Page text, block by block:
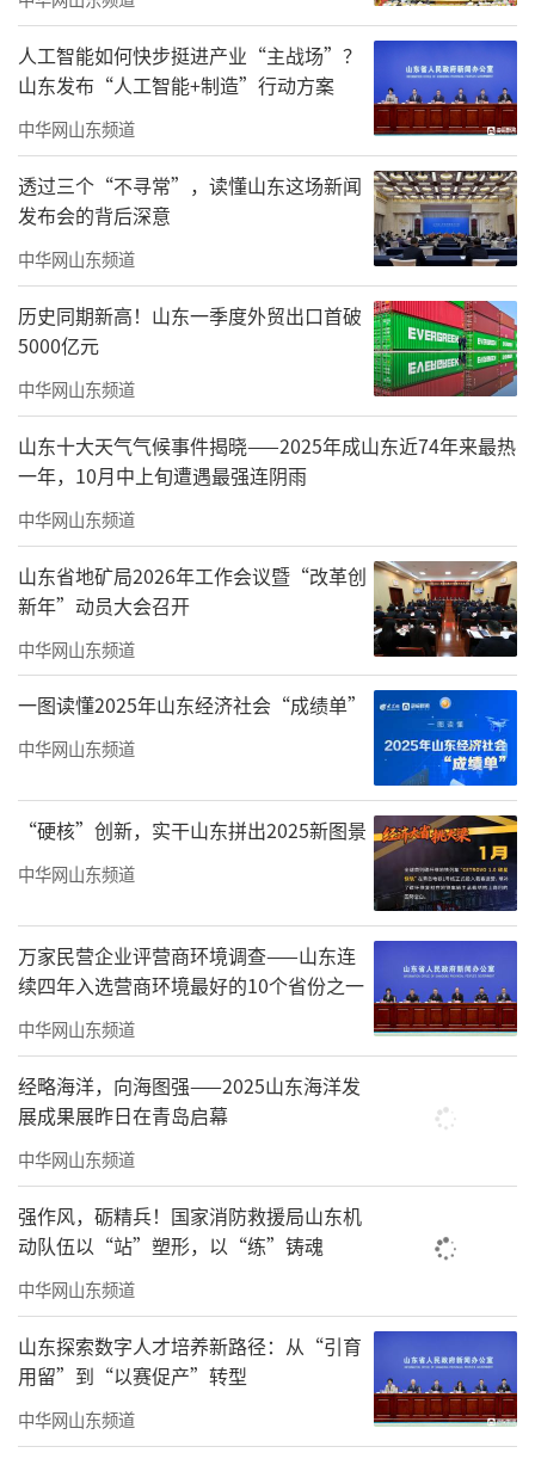
讲座中，社区工作人员首先为大家介绍了
母亲节的起源与文化内涵，从古希腊的母神崇
拜讲到现代母亲节的发展，让大家在温情氛围
中了解节日背后的意义。随后，工作人员重点
讲解了女性健康养护知识，从日常作息、情绪
调节到常见健康问题的预防，用通俗易懂的语
言提醒各位母亲，在为家庭操劳的同时，更要
关注自身健康，学会关爱自己。
现场互动环节，大家纷纷分享日常保养心
得，气氛温馨热烈。不少居民表示，这次讲座
既学到了知识，又感受到了社区的关怀，非常
暖心。
此次活动不仅让母亲们度过了一个有意义
的节日，也传递了“爱家人更要爱自己”的理
念，进一步拉近了社区与居民的距离，营造了
和谐友爱的社区氛围。
（来源：新莱芜）
责任编辑：寿鹏瑶
人工智能如何快步挺进产业“主战场”？
山东发布“人工智能+制造”行动方案
中华网山东频道
透过三个“不寻常”，读懂山东这场新闻
发布会的背后深意
中华网山东频道
历史同期新高！山东一季度外贸出口首破
5000亿元
中华网山东频道
山东十大天气气候事件揭晓——2025年成山东近74年来最热
一年，10月中上旬遭遇最强连阴雨
中华网山东频道
山东省地矿局2026年工作会议暨“改革创
新年”动员大会召开
中华网山东频道
一图读懂2025年山东经济社会“成绩单”
中华网山东频道
“硬核”创新，实干山东拼出2025新图景
中华网山东频道
万家民营企业评营商环境调查——山东连
续四年入选营商环境最好的10个省份之一
中华网山东频道
经略海洋，向海图强——2025山东海洋发
展成果展昨日在青岛启幕
中华网山东频道
强作风，砺精兵！国家消防救援局山东机
动队伍以“站”塑形，以“练”铸魂
中华网山东频道
山东探索数字人才培养新路径：从“引育
用留”到“以赛促产”转型
中华网山东频道